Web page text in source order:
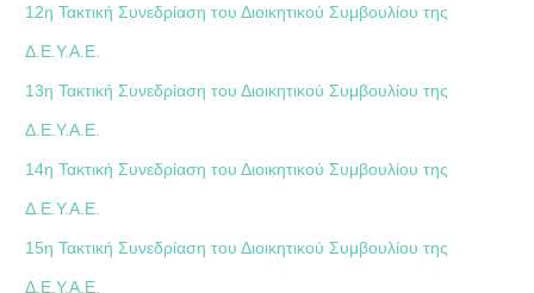
12η Τακτική Συνεδρίαση του Διοικητικού Συμβουλίου της
Δ.Ε.Υ.Α.Ε.
13η Τακτική Συνεδρίαση του Διοικητικού Συμβουλίου της
Δ.Ε.Υ.Α.Ε.
14η Τακτική Συνεδρίαση του Διοικητικού Συμβουλίου της
Δ.Ε.Υ.Α.Ε.
15η Τακτική Συνεδρίαση του Διοικητικού Συμβουλίου της
Δ.Ε.Υ.Α.Ε.